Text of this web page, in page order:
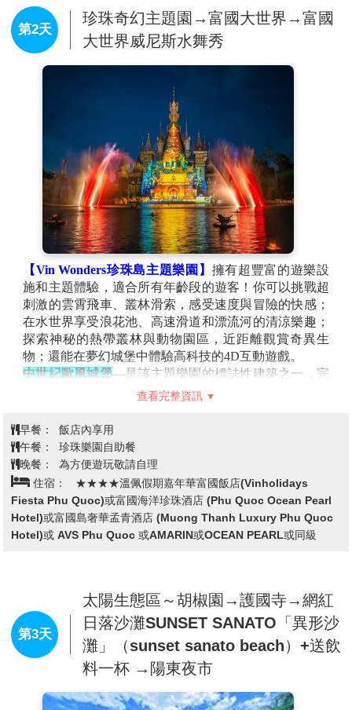
第2天
珍珠奇幻主題園→富國大世界→富國
大世界威尼斯水舞秀
【Vin Wonders珍珠島主題樂園】 擁有超豐富的遊樂設
施和主題體驗，適合所有年齡段的遊客！你可以挑戰超
刺激的雲霄飛車、叢林滑索，感受速度與冒險的快感；
在水世界享受浪花池、高速滑道和漂流河的清涼樂趣；
探索神秘的熱帶叢林與動物園區，近距離觀賞奇異生
物；還能在夢幻城堡中體驗高科技的4D互動遊戲。
中世紀歐風城堡—是該主題樂園的標誌性建築之一，完
美再現了歐洲中世紀城堡的壯麗與浪漫。這座城堡融合
細膩的雕刻，營造出濃厚的中世紀氛圍，讓人彷彿穿越
時空，置身於歐洲童話世界。
水上樂園 (Water World)—
刺激滑道
：如螺旋滑道、巨型漏斗滑道和垂直滑道等，
讓喜歡挑戰的人體驗腎上腺素飆升的快感。
兒童水域：設有安全的淺水池和趣味水上設施，專為小
朋友設計。
陸地主題區(Adventure World)—
冒險之地
：探索古代文明的遺跡，如埃及金字塔和希臘
神話場景。
刺激雲霄飛車：適合尋求速度與激情的遊客。
：以經典童話為主題的場景和遊樂設施，吸引
4D與VR體驗：透過先進科技，進入沉浸式的虛擬冒險
查看完整資訊
早餐：
飯店內享用
午餐：
珍珠樂園自助餐
晚餐：
為方便遊玩敬請自理
住宿：
★★★★溫佩假期嘉年華富國飯店(Vinholidays
Fiesta Phu Quoc)或富國海洋珍珠酒店 (Phu Quoc Ocean Pearl
Hotel)或富國島奢華孟青酒店 (Muong Thanh Luxury Phu Quoc
Hotel)或 AVS Phu Quoc 或AMARIN或OCEAN PEARL或同級
第3天
太陽生態區～胡椒園→護國寺→網紅
日落沙灘SUNSET SANATO「異形沙
灘」（sunset sanato beach）+送飲
料一杯 →陽東夜市